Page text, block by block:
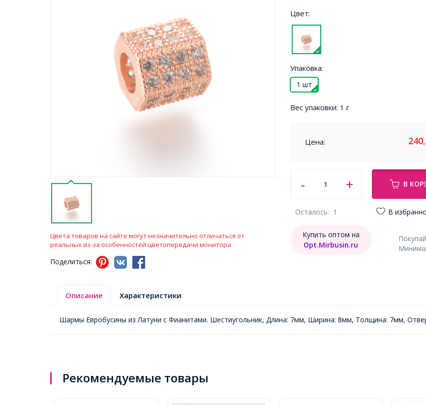
Цвета товаров на сайте могут незначительно отличаться от
реальных из-за особенностей цветопередачи монитора
Поделиться:
Цвет:
Упаковка:
1 шт
Вес упаковки: 1 г
Цена:
В
Осталось: 1 В
Купить оптом на
Opt.Mirbusin.ru
Описание Характеристики
Шармы Евробусины из Латуни с Фианитами. Шестиугольник, Длина: 7мм, Ширина: 8мм, Толщина: 7мм,
Рекомендуемые товары